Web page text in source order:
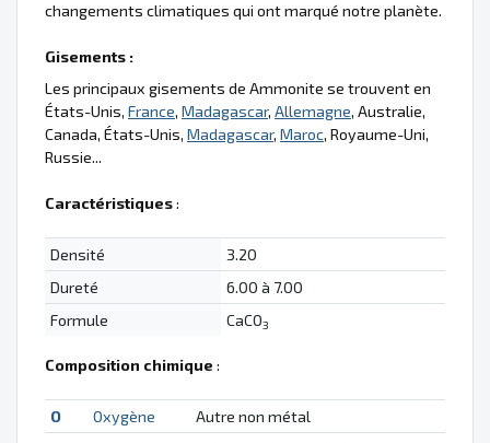
changements climatiques qui ont marqué notre planète.
Gisements :
Les principaux gisements de Ammonite se trouvent en
États-Unis, France, Madagascar, Allemagne, Australie,
Canada, États-Unis, Madagascar, Maroc, Royaume-Uni,
Russie...
Caractéristiques:
Densité
3.20
Dureté
6.00 à 7.00
Formule
CaCO3
Composition chimique :
O Oxygène
Autre non métal